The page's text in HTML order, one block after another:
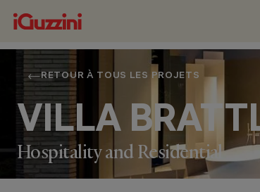
RETOUR À TOUS LES PROJETS
VILLA
Hospitality and Residential